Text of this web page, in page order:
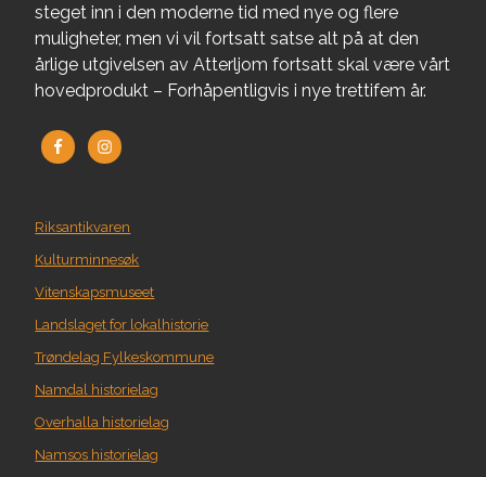
steget inn i den moderne tid med nye og flere
muligheter, men vi vil fortsatt satse alt på at den
årlige utgivelsen av Atterljom fortsatt skal være vårt
hovedprodukt – Forhåpentligvis i nye trettifem år.
Riksantikvaren
Kulturminnesøk
Vitenskapsmuseet
Landslaget for lokalhistorie
Trøndelag Fylkeskommune
Namdal historielag
Overhalla historielag
Namsos historielag